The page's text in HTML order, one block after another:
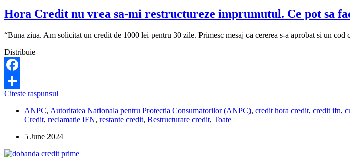
Hora Credit nu vrea sa-mi restructureze imprumutul. Ce pot sa
“Buna ziua. Am solicitat un credit de 1000 lei pentru 30 zile. Primesc mesaj ca cererea s-a aprobat si un
Distribuie
Facebook
Share
Citeste raspunsul
nu
vrea
mi
imprumutul.
ANPC, Autoritatea Nationala pentru Protectia Consumatorilor (ANPC), credit hora credit, credit ifn,
Credit, reclamatie IFN, restante credit, Restructurare credit, Toate
5 June 2024